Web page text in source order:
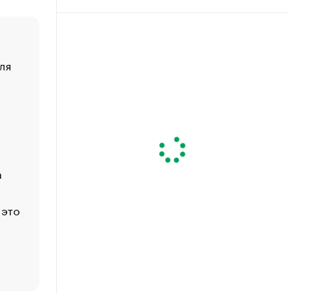
Функции менеджмента: пять ключевых основ